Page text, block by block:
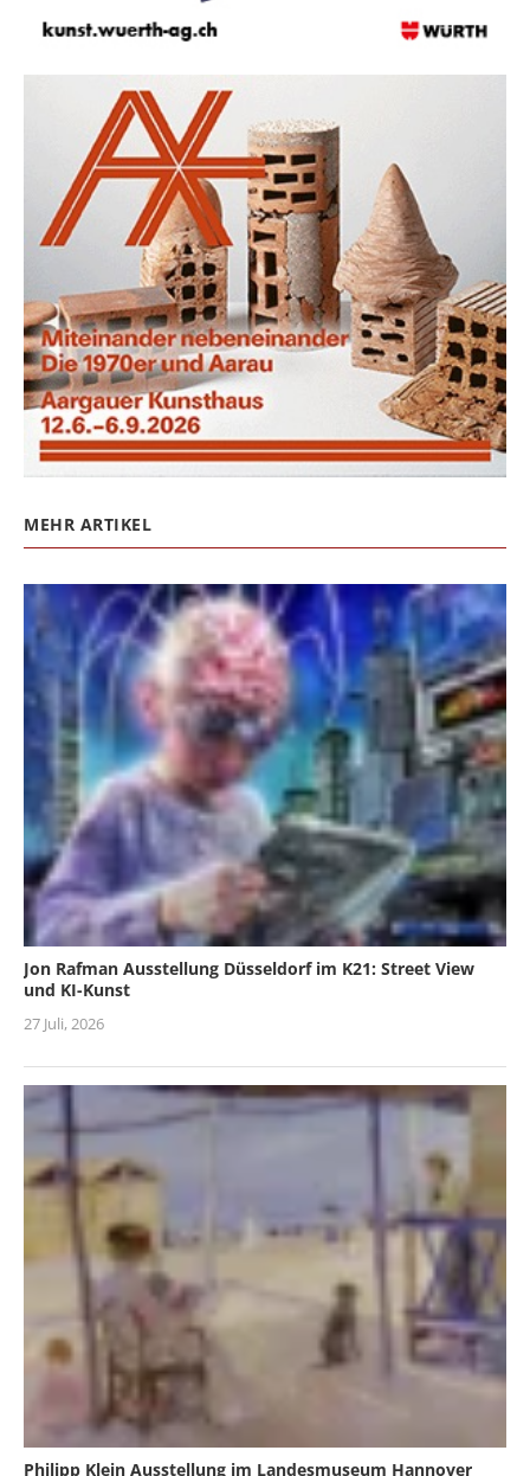
MEHR ARTIKEL
Jon Rafman Ausstellung Düsseldorf im K21: Street View
und KI-Kunst
27 Juli, 2026
Philipp Klein Ausstellung im Landesmuseum Hannover